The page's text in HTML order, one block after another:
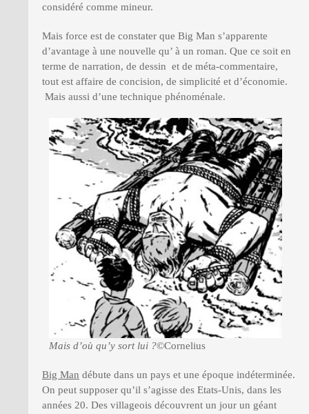
considéré comme mineur.
Mais force est de constater que Big Man s’apparente
d’avantage à une nouvelle qu’ à un roman. Que ce soit en
terme de narration, de dessin et de méta-commentaire,
tout est affaire de concision, de simplicité et d’économie.
Mais aussi d’une technique phénoménale.
Mais d’où qu’y sort lui ?©Cornelius
Big Man débute dans un pays et une époque indéterminée.
On peut supposer qu’il s’agisse des Etats-Unis, dans les
années 20. Des villageois découvrent un jour un géant